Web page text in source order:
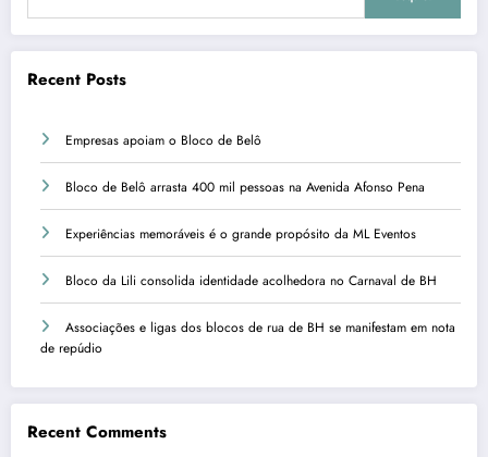
Recent Posts
Empresas apoiam o Bloco de Belô
Bloco de Belô arrasta 400 mil pessoas na Avenida Afonso Pena
Experiências memoráveis é o grande propósito da ML Eventos
Bloco da Lili consolida identidade acolhedora no Carnaval de BH
Associações e ligas dos blocos de rua de BH se manifestam em nota
de repúdio
Recent Comments